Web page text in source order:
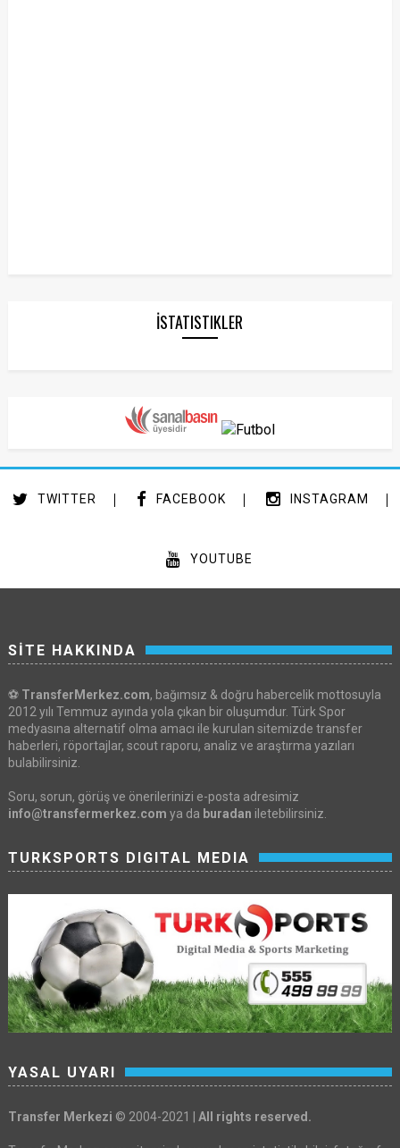
İSTATISTIKLER
TWITTER FACEBOOK INSTAGRAM
YOUTUBE
SİTE HAKKINDA
⚽ TransferMerkez.com, bağımsız & doğru habercelik mottosuyla
2012 yılı Temmuz ayında yola çıkan bir oluşumdur. Türk Spor
medyasına alternatif olma amacı ile kurulan sitemizde transfer
haberleri, röportajlar, scout raporu, analiz ve araştırma yazıları
bulabilirsiniz.
Soru, sorun, görüş ve önerilerinizi e-posta adresimiz
info@transfermerkez.com ya da buradan iletebilirsiniz.
TURKSPORTS DIGITAL MEDIA
YASAL UYARI
Transfer Merkezi © 2004-2021 | All rights reserved.